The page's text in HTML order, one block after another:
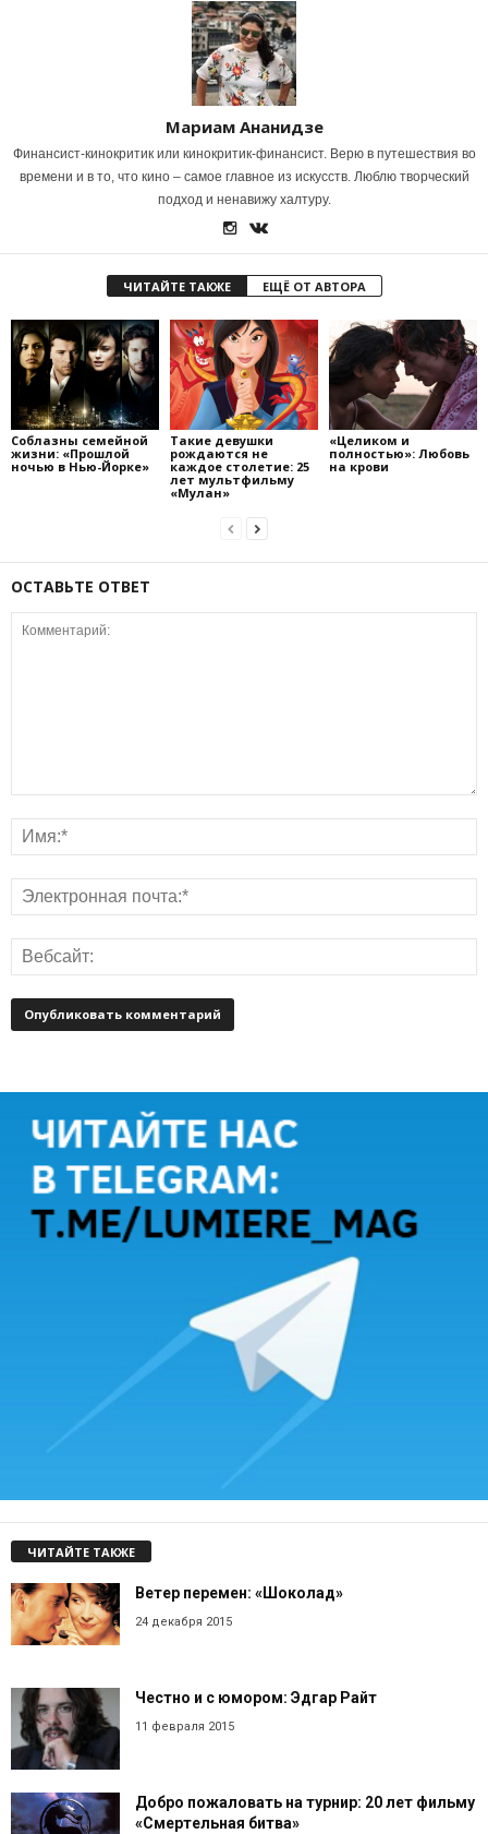
Мариам Ананидзе
Финансист-кинокритик или кинокритик-финансист. Верю в путешествия во
времени и в то, что кино – самое главное из искусств. Люблю творческий
подход и ненавижу халтуру.
ЧИТАЙТЕ ТАКЖЕ ЕЩЁ ОТ АВТОРА
Соблазны семейной
жизни: «Прошлой
ночью в Нью-Йорке»
Такие девушки
рождаются не
каждое столетие: 25
лет мультфильму
«Мулан»
«Целиком и
полностью»: Любовь
на крови
ОСТАВЬТЕ ОТВЕТ
ЧИТАЙТЕ ТАКЖЕ
Ветер перемен: «Шоколад»
24 декабря 2015
Честно и с юмором: Эдгар Райт
11 февраля 2015
Добро пожаловать на турнир: 20 лет фильму
«Смертельная битва»